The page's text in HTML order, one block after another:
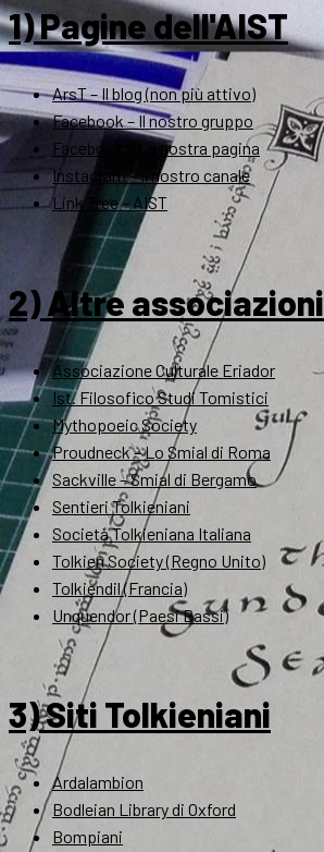
1) Pagine dell'AIST
ArsT – Il blog (non più attivo)
Facebook – Il nostro gruppo
Facebook – La nostra pagina
Instagram – Il nostro canale
Link Tree – AIST
2) Altre associazioni
Associazione Culturale Eriador
Ist. Filosofico Studi Tomistici
Mythopoeic Society
Proudneck – Lo Smial di Roma
Sackville – Smial di Bergamo
Sentieri Tolkieniani
Società Tolkieniana Italiana
Tolkien Society (Regno Unito)
Tolkiendil (Francia)
Unquendor (Paesi Bassi)
3) Siti Tolkieniani
Ardalambion
Bodleian Library di Oxford
Bompiani